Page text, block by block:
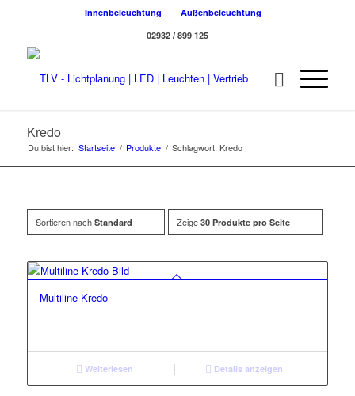
Innenbeleuchtung
Außenbeleuchtung
02932 / 899 125
Kredo
Du bist hier: Startseite / Produkte / Schlagwort: Kredo
Sortieren nach Standard Zeige 30 Produkte pro Seite
Multiline Kredo
Weiterlesen Details anzeigen